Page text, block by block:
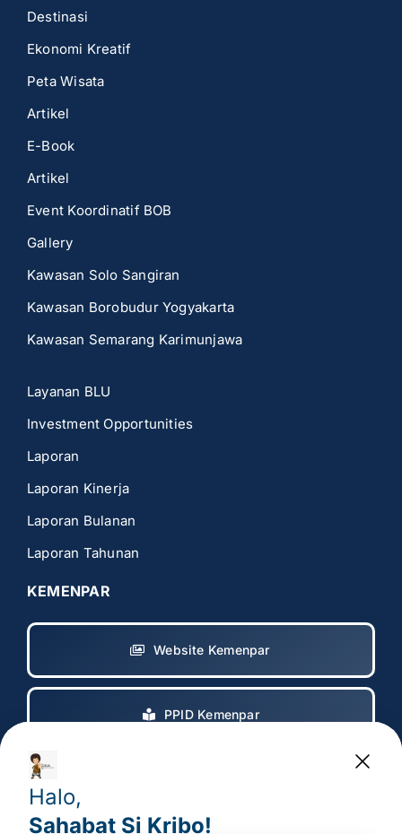
Destinasi
Ekonomi Kreatif
Peta Wisata
Artikel
E-Book
Artikel
Event Koordinatif BOB
Gallery
Kawasan Solo Sangiran
Kawasan Borobudur Yogyakarta
Kawasan Semarang Karimunjawa
Layanan BLU
Investment Opportunities
Laporan
Laporan Kinerja
Laporan Bulanan
Laporan Tahunan
KEMENPAR
Website Kemenpar
PPID Kemenpar